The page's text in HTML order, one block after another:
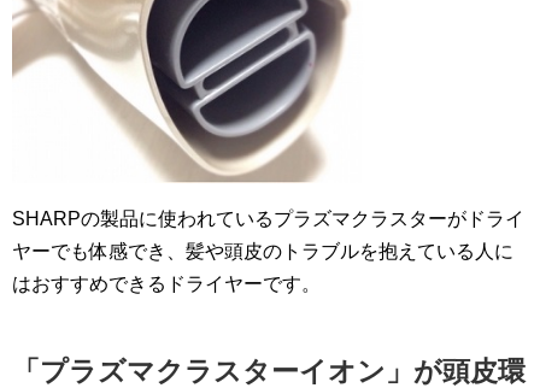
SHARPの製品に使われているプラズマクラスターがドライ
ヤーでも体感でき、髪や頭皮のトラブルを抱えている人に
はおすすめできるドライヤーです。
「プラズマクラスターイオン」が頭皮環